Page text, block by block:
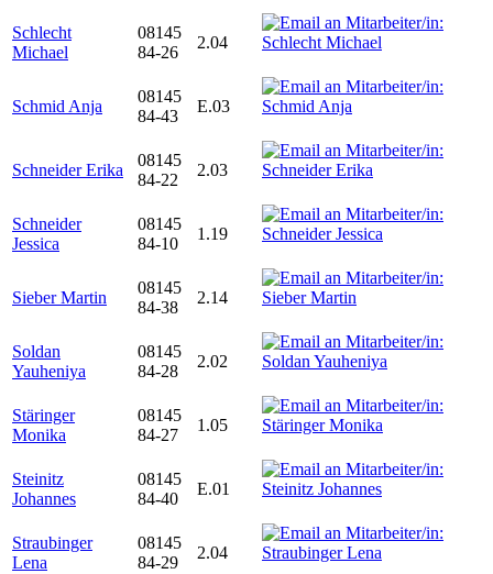
Schlecht
Michael
08145
84-26
2.04
Schmid Anja
08145
84-43
E.03
Schneider Erika
08145
84-22
2.03
Schneider
Jessica
08145
84-10
1.19
Sieber Martin
08145
84-38
2.14
Soldan
Yauheniya
08145
84-28
2.02
Stäringer
Monika
08145
84-27
1.05
Steinitz
Johannes
08145
84-40
E.01
Straubinger
Lena
08145
84-29
2.04